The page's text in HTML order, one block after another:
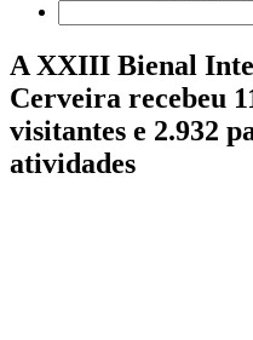
A XXIII Bienal
Cerveira recebeu
visitantes e 2.932
atividades